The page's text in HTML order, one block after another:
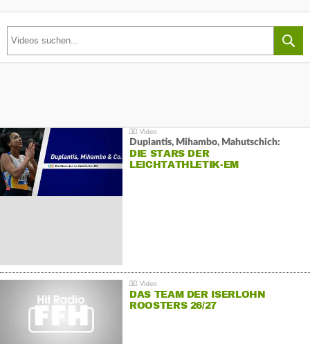
Duplantis, Mihambo, Mahutschich:
DIE STARS DER
LEICHTATHLETIK-EM
DAS TEAM DER ISERLOHN
ROOSTERS 26/27